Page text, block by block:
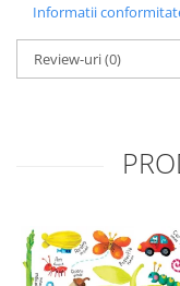
Informatii
Review-uri(0)